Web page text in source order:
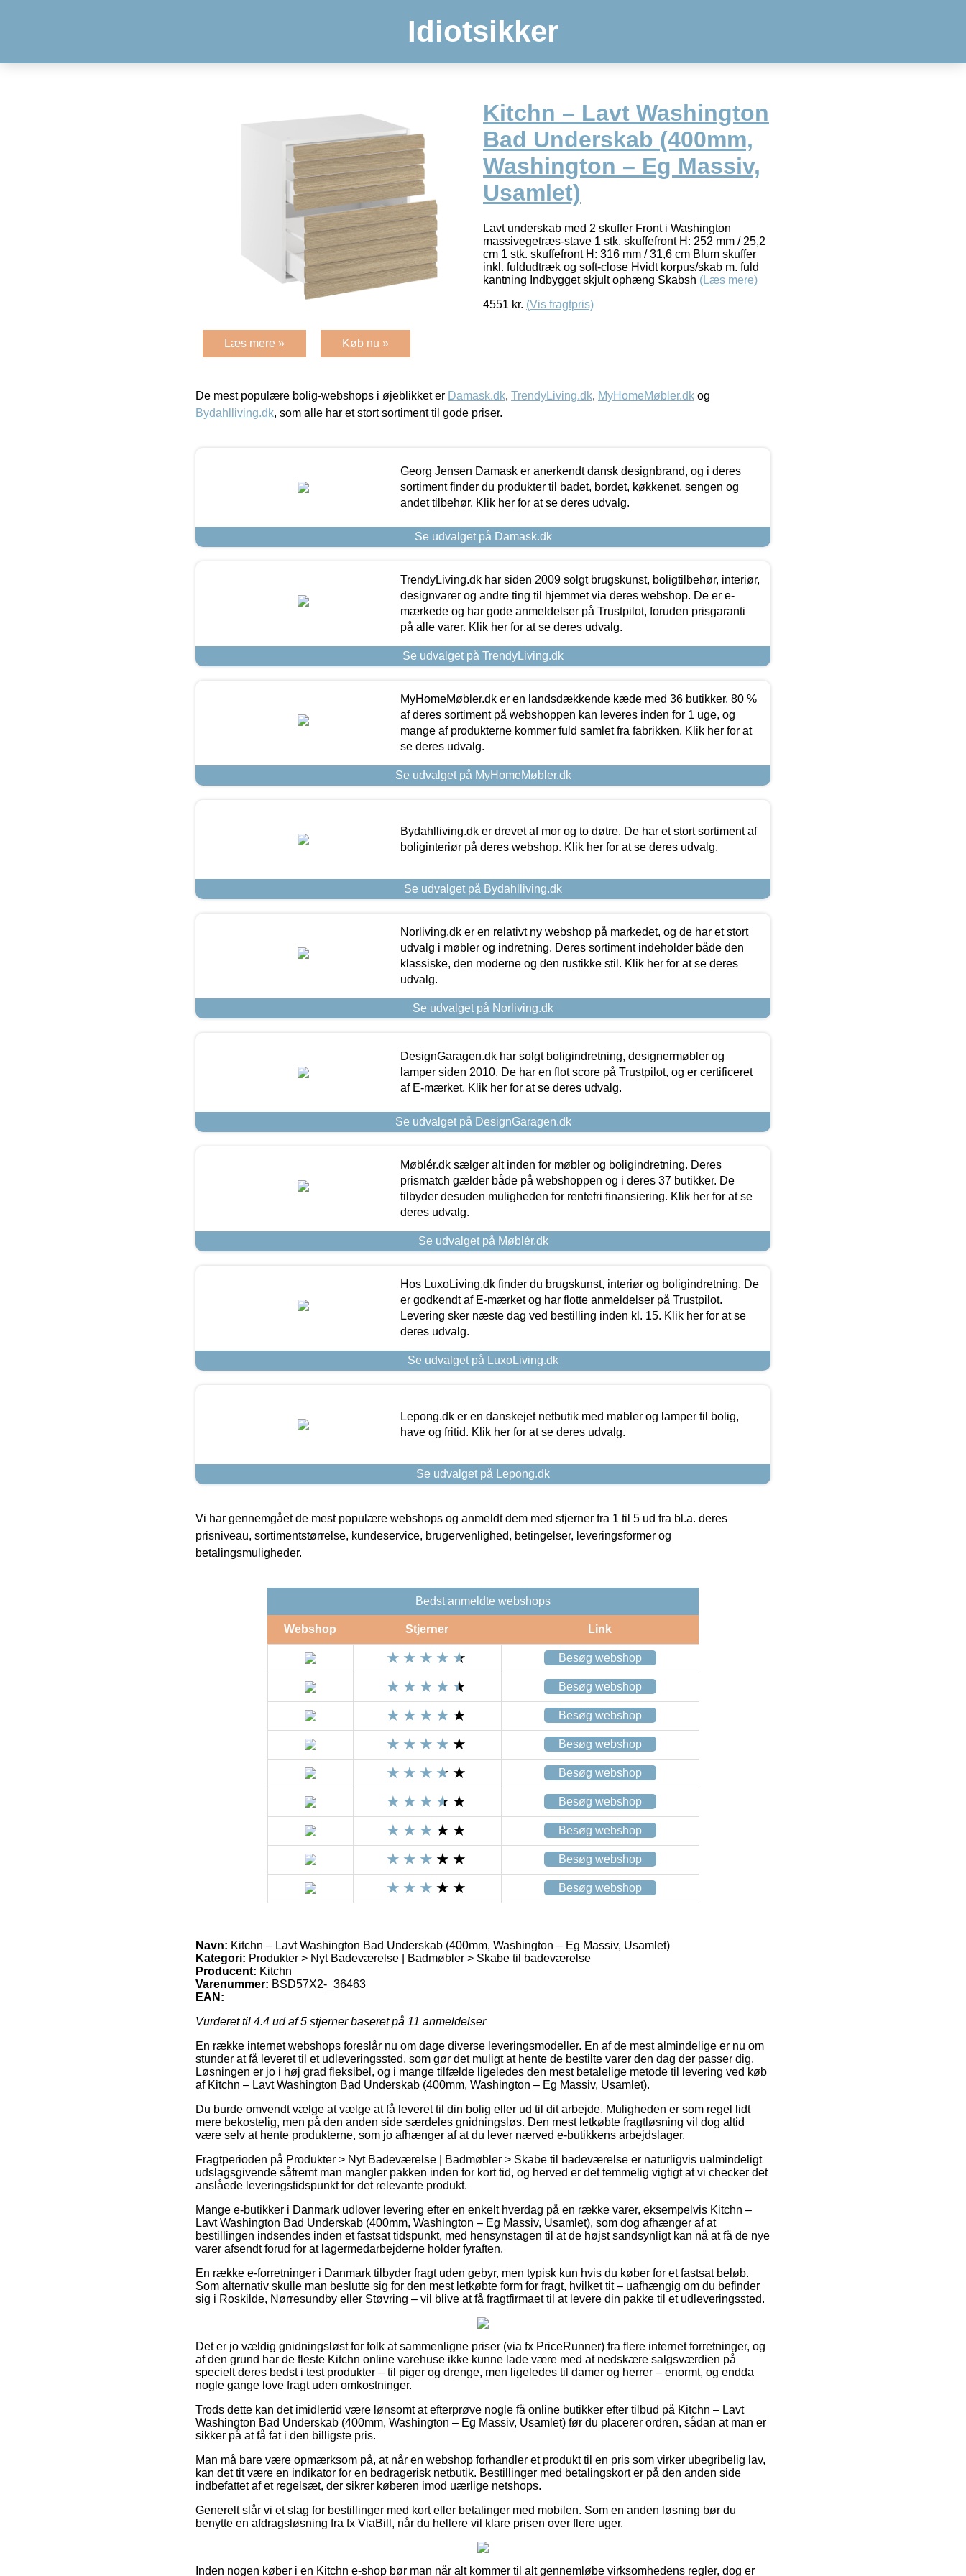
Idiotsikker
Kitchn – Lavt Washington
Bad Underskab (400mm,
Washington – Eg Massiv,
Usamlet)
Lavt underskab med 2 skuffer Front i Washington
massivegetræs-stave 1 stk. skuffefront H: 252 mm / 25,2
cm 1 stk. skuffefront H: 316 mm / 31,6 cm Blum skuffer
inkl. fuldudtræk og soft-close Hvidt korpus/skab m. fuld
kantning Indbygget skjult ophæng Skabsh (Læs mere)
4551 kr. (Vis fragtpris)
Læs mere » Køb nu »
De mest populære bolig-webshops i øjeblikket er Damask.dk, TrendyLiving.dk, MyHomeMøbler.dk og
Bydahlliving.dk, som alle har et stort sortiment til gode priser.
Georg Jensen Damask er anerkendt dansk designbrand, og i deres
sortiment finder du produkter til badet, bordet, køkkenet, sengen og
andet tilbehør. Klik her for at se deres udvalg.
Se udvalget på Damask.dk
TrendyLiving.dk har siden 2009 solgt brugskunst, boligtilbehør, interiør,
designvarer og andre ting til hjemmet via deres webshop. De er e-
mærkede og har gode anmeldelser på Trustpilot, foruden prisgaranti
på alle varer. Klik her for at se deres udvalg.
Se udvalget på TrendyLiving.dk
MyHomeMøbler.dk er en landsdækkende kæde med 36 butikker. 80 %
af deres sortiment på webshoppen kan leveres inden for 1 uge, og
mange af produkterne kommer fuld samlet fra fabrikken. Klik her for at
se deres udvalg.
Se udvalget på MyHomeMøbler.dk
Bydahlliving.dk er drevet af mor og to døtre. De har et stort sortiment af
boliginteriør på deres webshop. Klik her for at se deres udvalg.
Se udvalget på Bydahlliving.dk
Norliving.dk er en relativt ny webshop på markedet, og de har et stort
udvalg i møbler og indretning. Deres sortiment indeholder både den
klassiske, den moderne og den rustikke stil. Klik her for at se deres
udvalg.
Se udvalget på Norliving.dk
DesignGaragen.dk har solgt boligindretning, designermøbler og
lamper siden 2010. De har en flot score på Trustpilot, og er certificeret
af E-mærket. Klik her for at se deres udvalg.
Se udvalget på DesignGaragen.dk
Møblér.dk sælger alt inden for møbler og boligindretning. Deres
prismatch gælder både på webshoppen og i deres 37 butikker. De
tilbyder desuden muligheden for rentefri finansiering. Klik her for at se
deres udvalg.
Se udvalget på Møblér.dk
Hos LuxoLiving.dk finder du brugskunst, interiør og boligindretning. De
er godkendt af E-mærket og har flotte anmeldelser på Trustpilot.
Levering sker næste dag ved bestilling inden kl. 15. Klik her for at se
deres udvalg.
Se udvalget på LuxoLiving.dk
Lepong.dk er en danskejet netbutik med møbler og lamper til bolig,
have og fritid. Klik her for at se deres udvalg.
Se udvalget på Lepong.dk
Vi har gennemgået de mest populære webshops og anmeldt dem med stjerner fra 1 til 5 ud fra bl.a. deres
prisniveau, sortimentstørrelse, kundeservice, brugervenlighed, betingelser, leveringsformer og
betalingsmuligheder.
Bedst anmeldte webshops
Webshop Stjerner Link
Besøg webshop
Besøg webshop
Besøg webshop
Besøg webshop
Besøg webshop
Besøg webshop
Besøg webshop
Besøg webshop
Besøg webshop
Navn: Kitchn – Lavt Washington Bad Underskab (400mm, Washington – Eg Massiv, Usamlet)
Kategori: Produkter > Nyt Badeværelse | Badmøbler > Skabe til badeværelse
Producent: Kitchn
Varenummer: BSD57X2-_36463
EAN:
Vurderet til 4.4 ud af 5 stjerner baseret på 11 anmeldelser
En række internet webshops foreslår nu om dage diverse leveringsmodeller. En af de mest almindelige er nu om
stunder at få leveret til et udleveringssted, som gør det muligt at hente de bestilte varer den dag der passer dig.
Løsningen er jo i høj grad fleksibel, og i mange tilfælde ligeledes den mest betalelige metode til levering ved køb
af Kitchn – Lavt Washington Bad Underskab (400mm, Washington – Eg Massiv, Usamlet).
Du burde omvendt vælge at vælge at få leveret til din bolig eller ud til dit arbejde. Muligheden er som regel lidt
mere bekostelig, men på den anden side særdeles gnidningsløs. Den mest letkøbte fragtløsning vil dog altid
være selv at hente produkterne, som jo afhænger af at du lever nærved e-butikkens arbejdslager.
Fragtperioden på Produkter > Nyt Badeværelse | Badmøbler > Skabe til badeværelse er naturligvis ualmindeligt
udslagsgivende såfremt man mangler pakken inden for kort tid, og herved er det temmelig vigtigt at vi checker det
anslåede leveringstidspunkt for det relevante produkt.
Mange e-butikker i Danmark udlover levering efter en enkelt hverdag på en række varer, eksempelvis Kitchn –
Lavt Washington Bad Underskab (400mm, Washington – Eg Massiv, Usamlet), som dog afhænger af at
bestillingen indsendes inden et fastsat tidspunkt, med hensynstagen til at de højst sandsynligt kan nå at få de nye
varer afsendt forud for at lagermedarbejderne holder fyraften.
En række e-forretninger i Danmark tilbyder fragt uden gebyr, men typisk kun hvis du køber for et fastsat beløb.
Som alternativ skulle man beslutte sig for den mest letkøbte form for fragt, hvilket tit – uafhængig om du befinder
sig i Roskilde, Nørresundby eller Støvring – vil blive at få fragtfirmaet til at levere din pakke til et udleveringssted.
Det er jo vældig gnidningsløst for folk at sammenligne priser (via fx PriceRunner) fra flere internet forretninger, og
af den grund har de fleste Kitchn online varehuse ikke kunne lade være med at nedskære salgsværdien på
specielt deres bedst i test produkter – til piger og drenge, men ligeledes til damer og herrer – enormt, og endda
nogle gange love fragt uden omkostninger.
Trods dette kan det imidlertid være lønsomt at efterprøve nogle få online butikker efter tilbud på Kitchn – Lavt
Washington Bad Underskab (400mm, Washington – Eg Massiv, Usamlet) før du placerer ordren, sådan at man er
sikker på at få fat i den billigste pris.
Man må bare være opmærksom på, at når en webshop forhandler et produkt til en pris som virker ubegribelig lav,
kan det tit være en indikator for en bedragerisk netbutik. Bestillinger med betalingskort er på den anden side
indbefattet af et regelsæt, der sikrer køberen imod uærlige netshops.
Generelt slår vi et slag for bestillinger med kort eller betalinger med mobilen. Som en anden løsning bør du
benytte en afdragsløsning fra fx ViaBill, når du hellere vil klare prisen over flere uger.
Inden nogen køber i en Kitchn e-shop bør man når alt kommer til alt gennemløbe virksomhedens regler, dog er